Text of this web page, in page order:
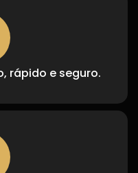
rápido e seguro.